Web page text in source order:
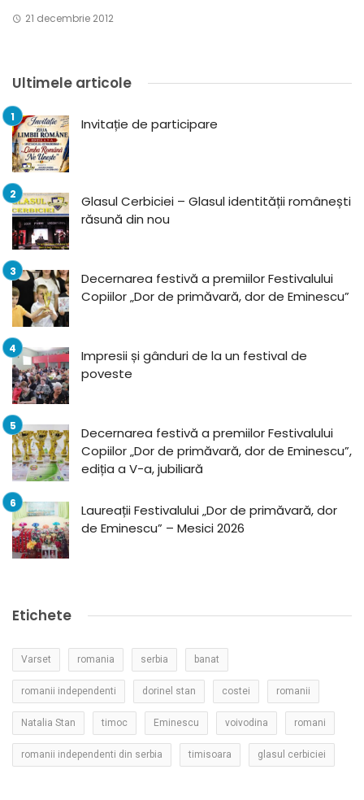
21 decembrie 2012
Ultimele articole
Invitație de participare
Glasul Cerbiciei – Glasul identității românești
răsună din nou
Decernarea festivă a premiilor Festivalului
Copiilor „Dor de primăvară, dor de Eminescu”
Impresii și gânduri de la un festival de
poveste
Decernarea festivă a premiilor Festivalului
Copiilor „Dor de primăvară, dor de Eminescu”,
ediția a V-a, jubiliară
Laureații Festivalului „Dor de primăvară, dor
de Eminescu” – Mesici 2026
Etichete
Varset romania serbia banat
romanii independenti dorinel stan costei romanii
Natalia Stan timoc Eminescu voivodina romani
romanii independenti din serbia timisoara glasul cerbiciei